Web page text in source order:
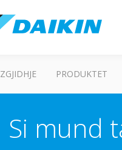
ZGJIDHJE PRODUKTET
Si mund